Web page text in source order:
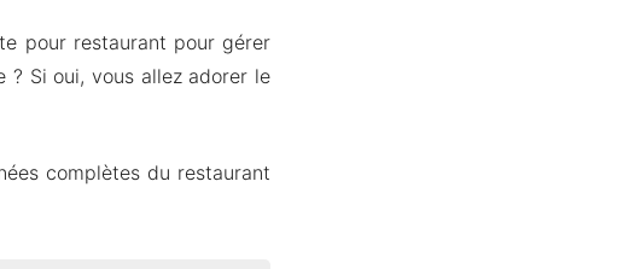
pour restaurant pour gérer
Si oui, vous allez adorer le
complètes du restaurant